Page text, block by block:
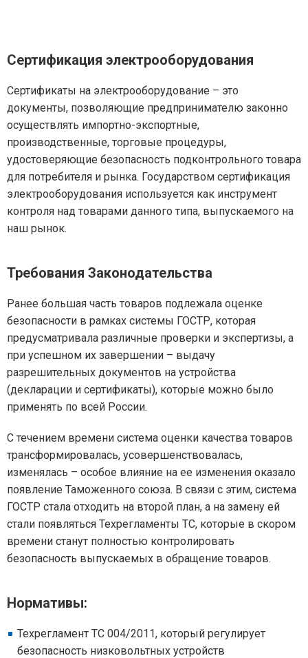
Сертификация электрооборудования
Сертификаты на электрооборудование – это
документы, позволяющие предпринимателю законно
осуществлять импортно-экспортные,
производственные, торговые процедуры,
удостоверяющие безопасность подконтрольного товара
для потребителя и рынка. Государством сертификация
электрооборудования используется как инструмент
контроля над товарами данного типа, выпускаемого на
наш рынок.
Требования Законодательства
Ранее большая часть товаров подлежала оценке
безопасности в рамках системы ГОСТР, которая
предусматривала различные проверки и экспертизы, а
при успешном их завершении – выдачу
разрешительных документов на устройства
(декларации и сертификаты), которые можно было
применять по всей России.
С течением времени система оценки качества товаров
трансформировалась, усовершенствовалась,
изменялась – особое влияние на ее изменения оказало
появление Таможенного союза. В связи с этим, система
ГОСТР стала отходить на второй план, а на замену ей
стали появляться Техрегламенты ТС, которые в скором
времени станут полностью контролировать
безопасность выпускаемых в обращение товаров.
Нормативы:
Техрегламент ТС 004/2011, который регулирует
безопасность низковольтных устройств